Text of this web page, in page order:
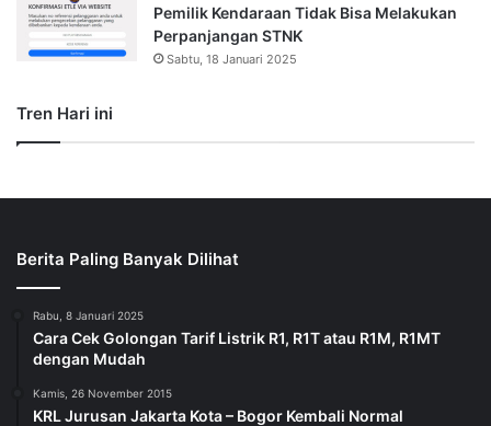
Pemilik Kendaraan Tidak Bisa Melakukan
Perpanjangan STNK
Sabtu, 18 Januari 2025
Tren Hari ini
Berita Paling Banyak Dilihat
Rabu, 8 Januari 2025
Cara Cek Golongan Tarif Listrik R1, R1T atau R1M, R1MT
dengan Mudah
Kamis, 26 November 2015
KRL Jurusan Jakarta Kota – Bogor Kembali Normal